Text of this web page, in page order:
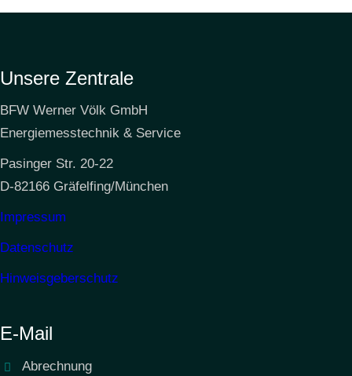
Unsere Zentrale
BFW Werner Völk GmbH
Energiemesstechnik & Service
Pasinger Str. 20-22
D-82166 Gräfelfing/München
Impressum
Datenschutz
Hinweisgeberschutz
E-Mail
Abrechnung